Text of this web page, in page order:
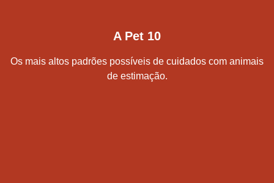
A Pet 10
Os mais altos padrões possíveis de cuidados com animais
de estimação.